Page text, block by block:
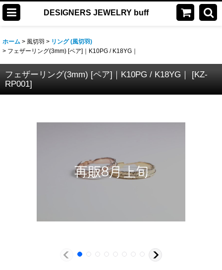
DESIGNERS JEWELRY buff
ホーム > 風切羽 > リング (風切羽)
> フェザーリング(3mm) [ペア]｜K10PG / K18YG｜
フェザーリング(3mm) [ペア]｜K10PG / K18YG｜ [KZ-
RP001]